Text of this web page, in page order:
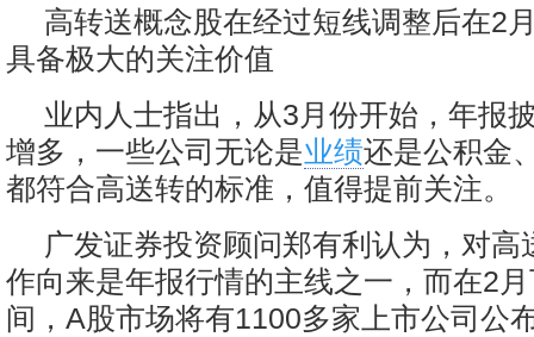
高转送概念股在经过短线调整后在2
具备极大的关注价值
业内人士指出，从3月份开始，年报
增多，一些公司无论是业绩还是公积金
都符合高送转的标准，值得提前关注。
广发证券投资顾问郑有利认为，对高
作向来是年报行情的主线之一，而在2
间，A股市场将有1100多家上市公司公